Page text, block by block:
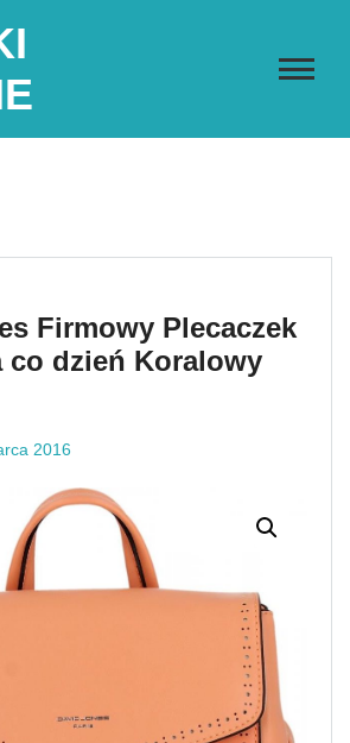
Firmowy Plecaczek
co dzień Koralowy
2016